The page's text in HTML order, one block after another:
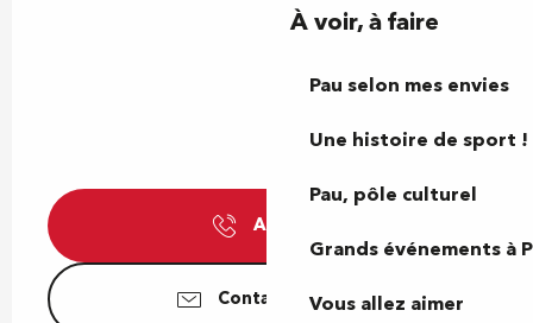
À voir, à faire
Pau selon mes envies
Une histoire de sport !
Pau, pôle culturel
Grands événements à
Vous allez aimer
Appeler
Contactez-nous